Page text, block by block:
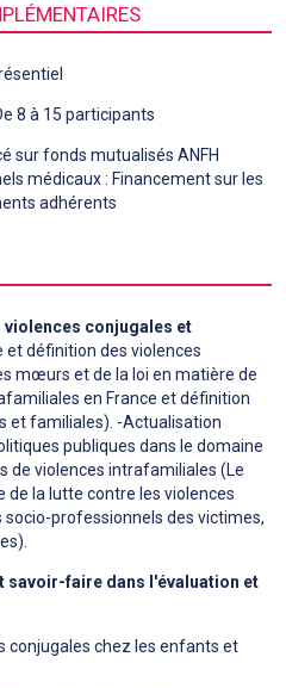
8 à 15 participants
sur fonds mutualisés ANFH
médicaux : Financement sur les
adhérents
violences conjugales et
et définition des violences
mœurs et de la loi en matière de
en France et définition
et familiales). -Actualisation
publiques dans le domaine
de violences intrafamiliales (Le
la lutte contre les violences
professionnels des victimes,
savoir-faire dans l'évaluation et
conjugales chez les enfants et